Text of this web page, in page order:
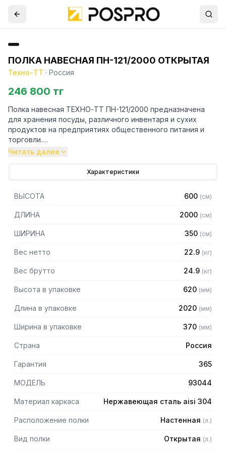
ПОЛКА НАВЕСНАЯ ПН-121/2000 ОТКРЫТАЯ
Техно-ТТ · Россия
246 800 тг
Полка навесная ТЕХНО-ТТ ПН-121/2000 предназначена
для хранения посуды, различного инвентаря и сухих
продуктов на предприятиях общественного питания и
торговли.
— Из нержавеющей стали AISI 304 толщиной 0,8 мм
— Без дверей
— Внутри полка
— Задняя стенка: оцинкованная сталь толщиной 0,55 мм
крепления к стене
Читать далее
Характеристики
ВЫСОТА 600 (см)
ДЛИНА 2000 (см)
ШИРИНА 350 (см)
Вес нетто 22.9 (кг)
Вес брутто 24.9 (кг)
Высота в упаковке 620 (мм)
Длина в упаковке 2020 (мм)
Ширина в упаковке 370 (мм)
Страна Россия
Гарантия 365
МОДЕЛЬ 93044
Материал каркаса Нержавеющая сталь aisi 304
Расположение полки Настенная (л.)
Вид полки Открытая (л.)